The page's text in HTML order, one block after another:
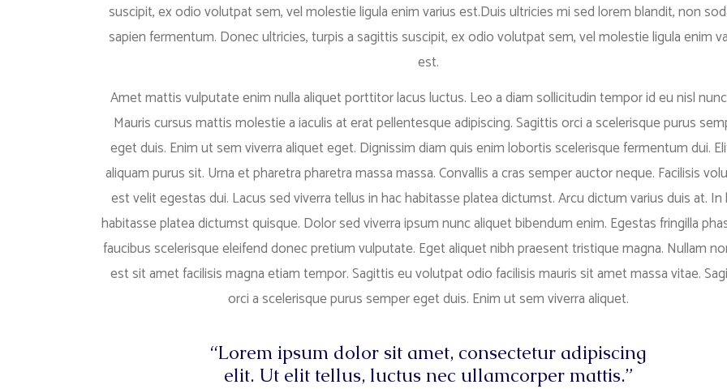
suscipit, ex odio volutpat sem, vel molestie ligula enim varius est.Duis ultricies mi sed lorem blandit, non
sapien fermentum. Donec ultricies, turpis a sagittis suscipit, ex odio volutpat sem, vel molestie ligula enim
est.
Amet mattis vulputate enim nulla aliquet porttitor lacus luctus. Leo a diam sollicitudin tempor id eu nisl
Mauris cursus mattis molestie a iaculis at erat pellentesque adipiscing. Sagittis orci a scelerisque purus
eget duis. Enim ut sem viverra aliquet eget. Dignissim diam quis enim lobortis scelerisque fermentum dui.
aliquam purus sit. Urna et pharetra pharetra massa massa. Convallis a cras semper auctor neque. Facilisis
est velit egestas dui. Lacus sed viverra tellus in hac habitasse platea dictumst. Arcu dictum varius duis at. In
habitasse platea dictumst quisque. Dolor sed viverra ipsum nunc aliquet bibendum enim. Egestas fringilla
faucibus scelerisque eleifend donec pretium vulputate. Eget aliquet nibh praesent tristique magna. Nullam
est sit amet facilisis magna etiam tempor. Sagittis eu volutpat odio facilisis mauris sit amet massa vitae.
orci a scelerisque purus semper eget duis. Enim ut sem viverra aliquet.
“Lorem ipsum dolor sit amet, consectetur adipiscing
elit. Ut elit tellus, luctus nec ullamcorper mattis.”